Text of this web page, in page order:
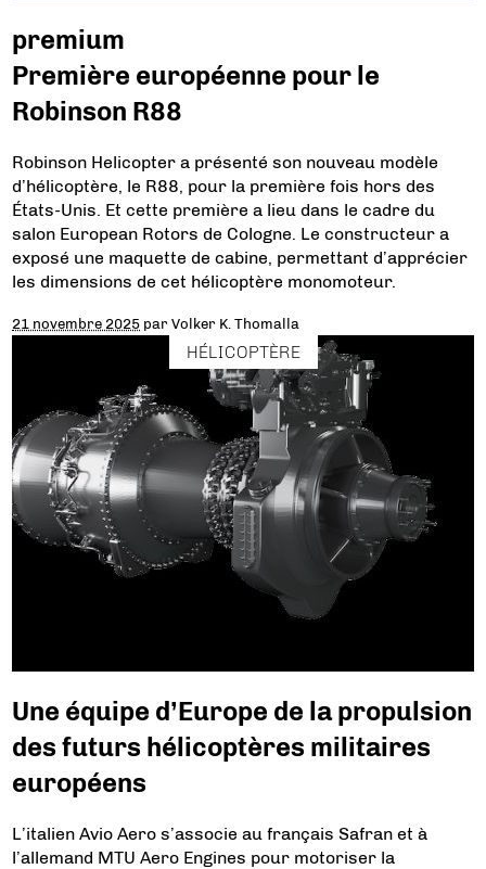
premium
Première européenne pour le
Robinson R88
Robinson Helicopter a présenté son nouveau modèle
d’hélicoptère, le R88, pour la première fois hors des
États-Unis. Et cette première a lieu dans le cadre du
salon European Rotors de Cologne. Le constructeur a
exposé une maquette de cabine, permettant d’apprécier
les dimensions de cet hélicoptère monomoteur.
21 novembre 2025 parVolker K. Thomalla
HÉLICOPTÈRE
Une équipe d’Europe de la propulsion
des futurs hélicoptères militaires
européens
L’italien Avio Aero s’associe au français Safran et à
l’allemand MTU Aero Engines pour motoriser la